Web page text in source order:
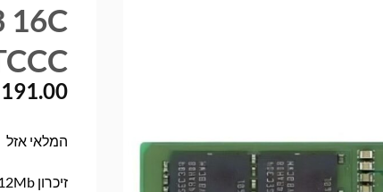
16C
191.00
המלאי אזל